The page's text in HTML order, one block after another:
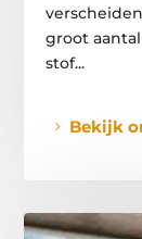
groot
stof...
Bekijk